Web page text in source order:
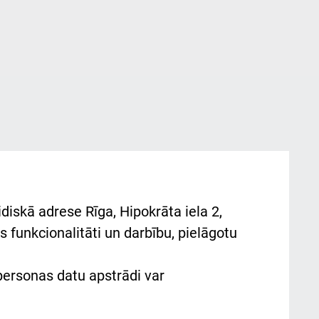
adrese Rīga, Hipokrāta iela 2,
funkcionalitāti un darbību, pielāgotu
datu apstrādi var